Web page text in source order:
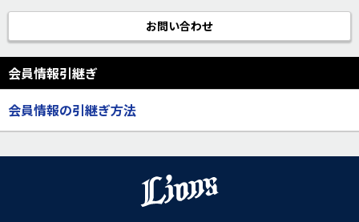
お問い合わせ
会員情報引継ぎ
会員情報の引継ぎ方法